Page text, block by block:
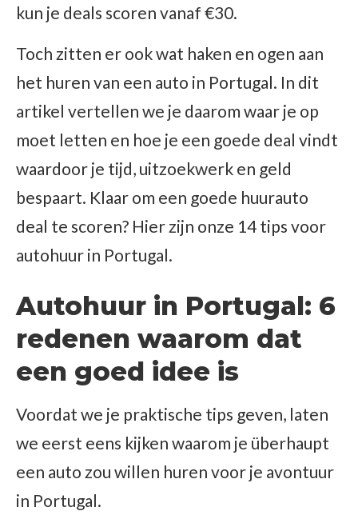
kun je deals scoren vanaf €30.
Toch zitten er ook wat haken en ogen aan
het huren van een auto in Portugal. In dit
artikel vertellen we je daarom waar je op
moet letten en hoe je een goede deal vindt
waardoor je tijd, uitzoekwerk en geld
bespaart. Klaar om een goede huurauto
deal te scoren? Hier zijn onze 14 tips voor
autohuur in Portugal.
Autohuur in Portugal: 6
redenen waarom dat
een goed idee is
Voordat we je praktische tips geven, laten
we eerst eens kijken waarom je überhaupt
een auto zou willen huren voor je avontuur
in Portugal.